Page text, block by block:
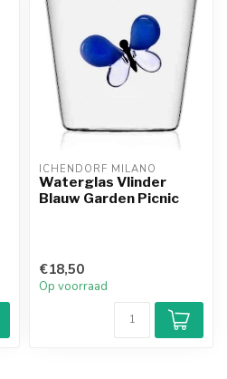
ICHENDORF MILANO
Waterglas Vlinder
Blauw Garden Picnic
€18,50
Op voorraad